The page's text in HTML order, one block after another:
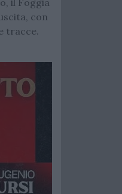
il Foggia
con
tracce.